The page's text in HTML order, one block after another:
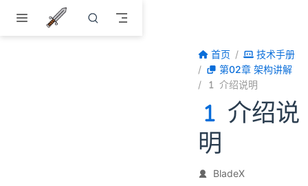
首页
技术手册
第02章 架构讲解
介绍说明
介绍说
明
BladeX